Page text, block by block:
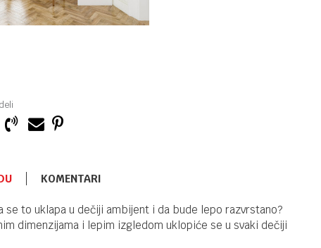
KOMENTARI
to uklapa u dečiji ambijent i da bude lepo razvrstano?
dimenzijama i lepim izgledom uklopiće se u svaki dečiji